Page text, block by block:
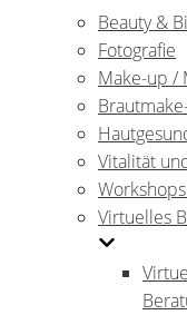
Beauty &
Fotografie
Make-up /
Vitalität
Virtuelles